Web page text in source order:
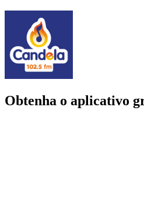
Obtenha o aplicativo